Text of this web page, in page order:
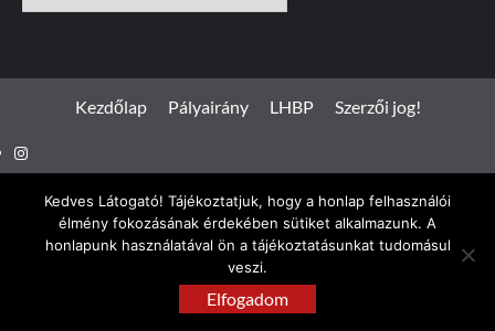
Kezdőlap Pályairány LHBP Szerzői jog!
Instagram
Spotterfoto.hu © Minden jog fenntartva 2017 - 2026
CoverNewsby AF themes.
Kedves Látogató! Tájékoztatjuk, hogy a honlap felhasználói
élmény fokozásának érdekében sütiket alkalmazunk. A
honlapunk használatával ön a tájékoztatásunkat tudomásul
veszi.
Elfogadom